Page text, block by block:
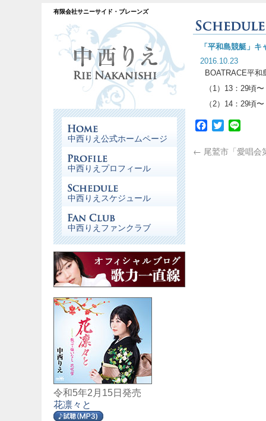
有限会社サニーサイド・ブレーンズ
「平和島競艇」キ
2016.10.23
BOATRACE平和
（1）13：29頃
（2）14：29頃
Facebook
Twitter
← 尾鷲市「愛唱会
中西りえ公式ホームページ
中西りえプロフィール
中西りえスケジュール
中西りえファンクラブ
令和5年2月15日発売
花凛々と